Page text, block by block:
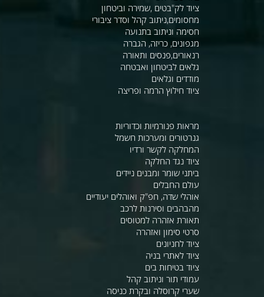
ציוד לק"בטים ,שמירה וביטחון
מחסומים,ניתוב קהל וסדר ציבורי
חסימה וניתוב בתנועה
מגפונים, כריזה, הגברה
רנאורים,פנסים ותאורה
גלאים לביטחון ואבטחה
מודדים וגלאים
ציוד חילוץ הרמה ופריצה
מראות פנורמיות וכדוריות
גנרטורים ומערכות חשמל
המחלקה לקשר ורדיו
ציוד נגד החלקה
ביתני שומר ומבנים ניידים
עולם החבלים
אוהלי שדה, חפ"ק ואוהלים יעודיים
מהבהבים וסירנות לרכב
תאורת אזהרה למטוסים
סרטי סימון ואזהרה
ציוד לחניונים
ציוד לאתרי בניה
ציוד בטיחות בים
עמודי תור וניתוב קהל
שערי קרוסלה ובקרת כניסה